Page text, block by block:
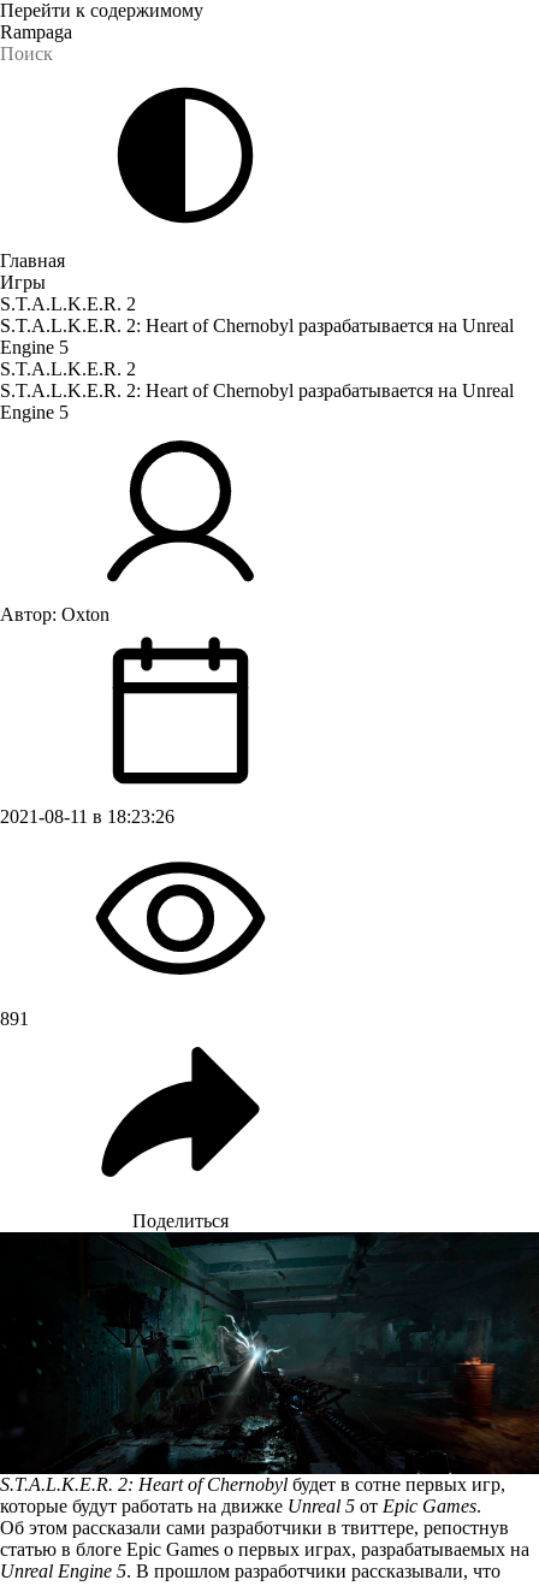
Перейти к содержимому
Rampaga
Главная
Игры
S.T.A.L.K.E.R. 2
S.T.A.L.K.E.R. 2: Heart of Chernobyl разрабатывается на Unreal
Engine 5
S.T.A.L.K.E.R. 2
S.T.A.L.K.E.R. 2: Heart of Chernobyl разрабатывается на Unreal
Engine 5
Автор: Oxton
2021-08-11 в 18:23:26
891
Поделиться
S.T.A.L.K.E.R. 2: Heart of Chernobyl будет в сотне первых игр,
которые будут работать на движке Unreal 5 от Epic Games.
Об этом рассказали сами разработчики в твиттере, репостнув
статью в блоге Epic Games о первых играх, разрабатываемых на
Unreal Engine 5. В прошлом разработчики рассказывали, что